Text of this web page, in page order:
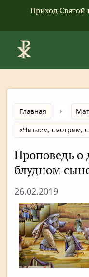
Приход
Главная
«Читаем, смотрим,
Проповедь о
блудном
26.02.2019